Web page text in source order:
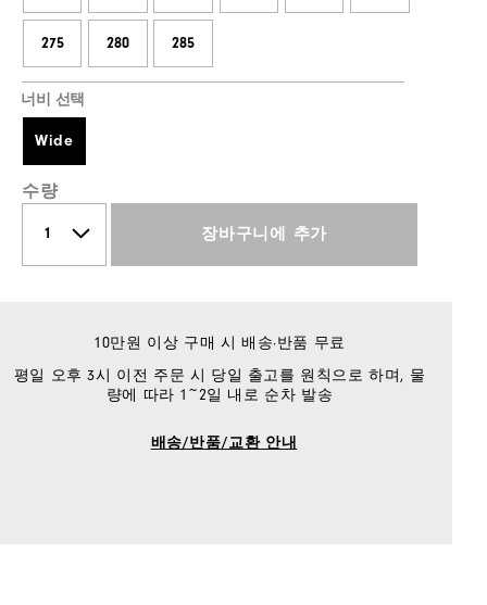
275 280 285
너비 선택
Wide
수량
장바구니에 추가
10만원 이상 구매 시 배송·반품 무료
평일 오후 3시 이전 주문 시 당일 출고를 원칙으로 하며, 물
량에 따라 1~2일 내로 순차 발송
배송/반품/교환 안내